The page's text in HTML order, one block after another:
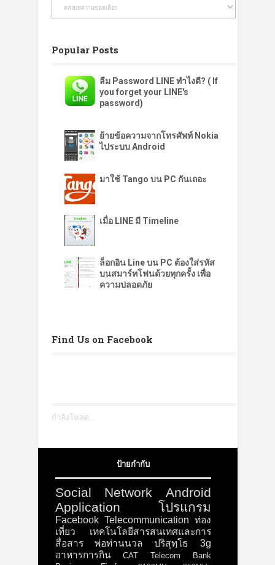
Popular Posts
ลืม Password LINE ทำไงดี? ( If
you forget your LINE's
password)
ย้ายข้อความจากโทรศัพท์ Nokia
ไประบบ Android
มาใช้ Tango บน PC กันเถอะ
เมื่อ LINE มี Timeline
ล็อกอิน Line บน PC ต้องใส่รหัส
บนสมาร์ทโฟนด้วยทุกครั้ง เพื่อ
ความปลอดภัย
Find Us on Facebook
กำลังโหลด...
ป้ายกำกับ
Social Network
Android
Application
โปรแกรม
Facebook Telecommunication ท่อง
เที่ยว
เทคโนโลยีสารสนเทศและการ
สื่อสาร
พ่อท่านนวล ปริสุทฺโธ
3g
อาหารการกิน
CAT Telecom
Bank